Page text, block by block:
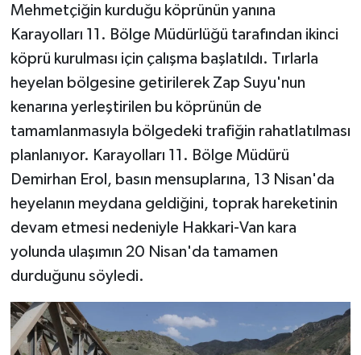
Mehmetçiğin kurduğu köprünün yanına
Karayolları 11. Bölge Müdürlüğü tarafından ikinci
köprü kurulması için çalışma başlatıldı. Tırlarla
heyelan bölgesine getirilerek Zap Suyu'nun
kenarına yerleştirilen bu köprünün de
tamamlanmasıyla bölgedeki trafiğin rahatlatılması
planlanıyor. Karayolları 11. Bölge Müdürü
Demirhan Erol, basın mensuplarına, 13 Nisan'da
heyelanın meydana geldiğini, toprak hareketinin
devam etmesi nedeniyle Hakkari-Van kara
yolunda ulaşımın 20 Nisan'da tamamen
durduğunu söyledi.